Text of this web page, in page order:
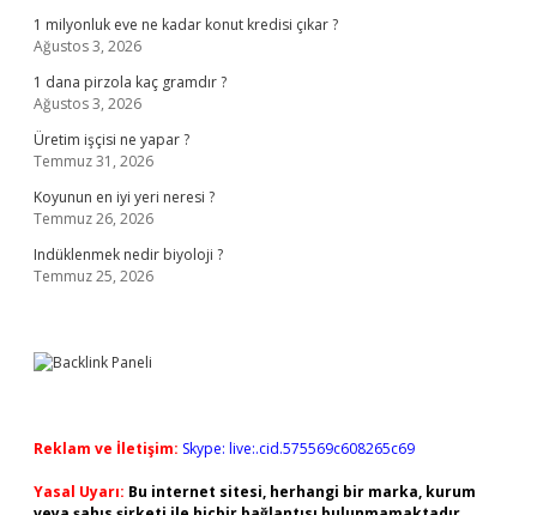
1 milyonluk eve ne kadar konut kredisi çıkar ?
Ağustos 3, 2026
1 dana pirzola kaç gramdır ?
Ağustos 3, 2026
Üretim işçisi ne yapar ?
Temmuz 31, 2026
Koyunun en iyi yeri neresi ?
Temmuz 26, 2026
Indüklenmek nedir biyoloji ?
Temmuz 25, 2026
Reklam ve İletişim: Skype: live:.cid.575569c608265c69
Yasal Uyarı: Bu internet sitesi, herhangi bir marka, kurum